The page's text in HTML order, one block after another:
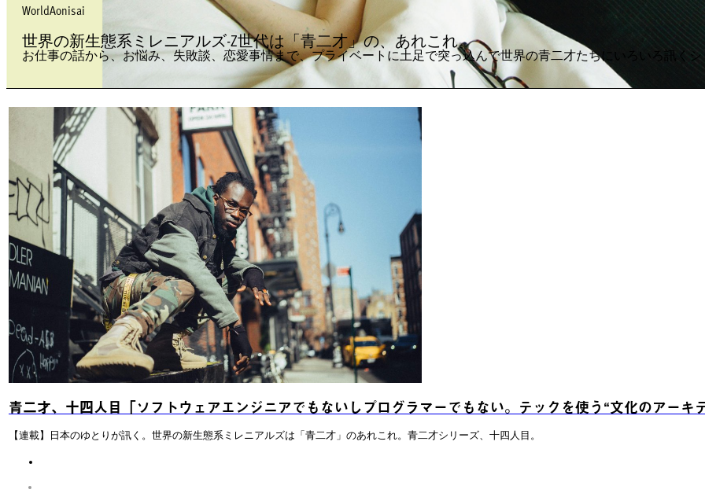
WorldAonisai
世界の新生態系ミレニアルズ-Z世代は「青二才」の、あれこれ。
お仕事の話から、お悩み、失敗談、恋愛事情まで、プライベートに土足で突っ込んで世界の青二才たちにいろいろ訊く
青二才、十四人目「ソフトウェアエンジニアでもないしプログラマーでもない。テックを使う“文化のアーキ
【連載】日本のゆとりが訊く。世界の新生態系ミレニアルズは「青二才」のあれこれ。青二才シリーズ、十四人目。